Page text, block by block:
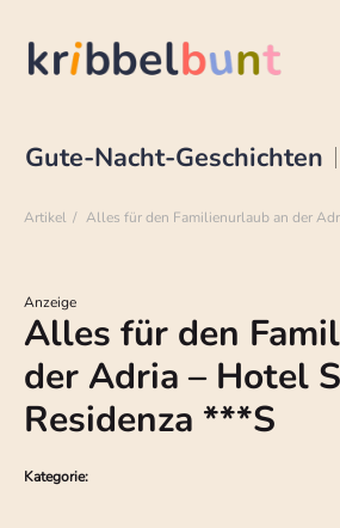
Gute-Nacht-Geschichten
Artikel Alles für den Familienurlaub an der
Anzeige
Alles für den
der Adria – Hotel
Residenza ***S
Kategorie: